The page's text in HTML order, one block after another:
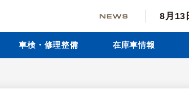
8月13
車検・修理整備 在庫車情報